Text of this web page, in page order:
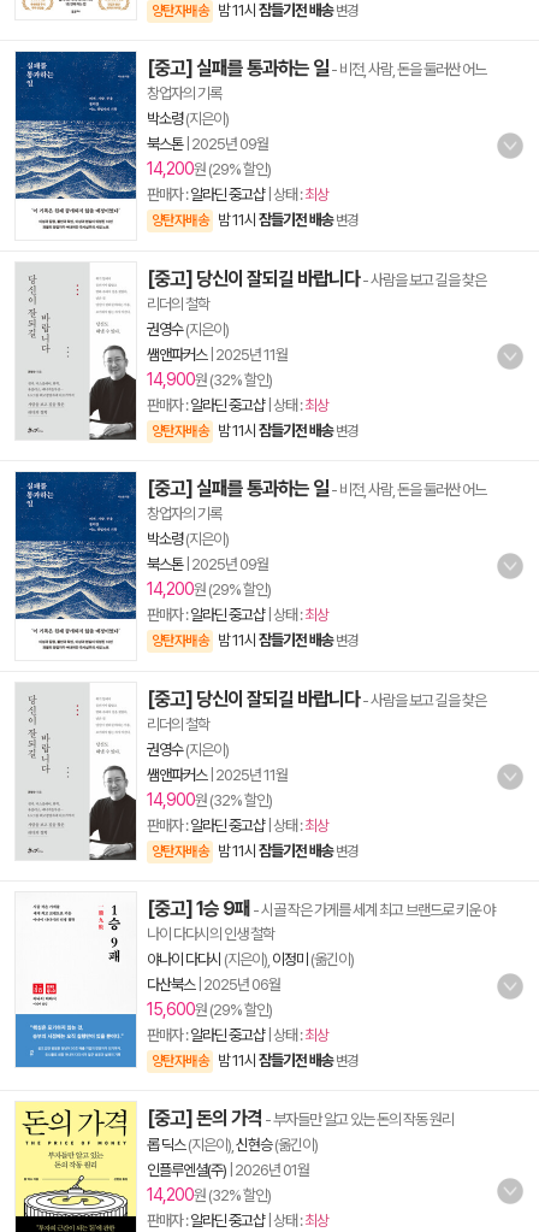
양탄자배송 밤 11시 잠들기전 배송 변경
[중고] 실패를 통과하는 일 - 비전, 사람, 돈을 둘러싼 어느
창업자의 기록
박소령(지은이)
북스톤| 2025년 09월
14,200원 (29% 할인)
판매자 :알라딘 중고샵| 상태 :최상
양탄자배송 밤 11시 잠들기전 배송 변경
[중고] 당신이 잘되길 바랍니다- 사람을 보고 길을 찾은
리더의 철학
권영수(지은이)
쌤앤파커스| 2025년 11월
14,900원 (32% 할인)
판매자 :알라딘 중고샵| 상태 :최상
양탄자배송 밤 11시 잠들기전 배송 변경
[중고] 실패를 통과하는 일 - 비전, 사람, 돈을 둘러싼 어느
창업자의 기록
박소령(지은이)
북스톤| 2025년 09월
14,200원 (29% 할인)
판매자 :알라딘 중고샵| 상태 :최상
양탄자배송 밤 11시 잠들기전 배송 변경
[중고] 당신이 잘되길 바랍니다- 사람을 보고 길을 찾은
리더의 철학
권영수(지은이)
쌤앤파커스| 2025년 11월
14,900원 (32% 할인)
판매자 :알라딘 중고샵| 상태 :최상
양탄자배송 밤 11시 잠들기전 배송 변경
[중고] 1승 9패 - 시골 작은 가게를 세계 최고 브랜드로 키운 야
나이 다다시의 인생 철학
야나이 다다시 (지은이), 이정미 (옮긴이)
다산북스| 2025년 06월
15,600원 (29% 할인)
판매자 :알라딘 중고샵| 상태 :최상
양탄자배송 밤 11시 잠들기전 배송 변경
[중고] 돈의 가격 - 부자들만 알고 있는 돈의 작동 원리
롭 딕스(지은이), 신현승(옮긴이)
인플루엔셜(주) 2026년 01월
14,200원 (32% 할인)
판매자 :알라딘 중고샵| 상태 :최상